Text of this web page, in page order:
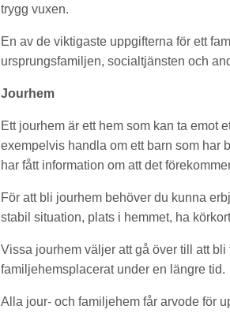
trygg vuxen.
En av de viktigaste uppgifterna för ett
ursprungsfamiljen, socialtjänsten och
Jourhem
Ett jourhem är ett hem som kan ta emot
exempelvis handla om ett barn som har
har fått information om att det
För att bli jourhem behöver du kunna
stabil situation, plats i hemmet, ha
Vissa jourhem väljer att gå över till att
familjehemsplacerat under en längre tid.
Alla jour- och familjehem får arvode för